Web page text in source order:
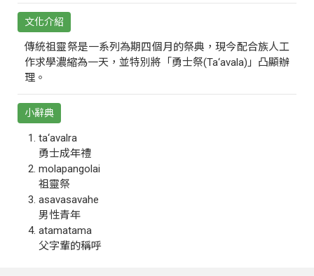
文化介紹
傳統祖靈祭是一系列為期四個月的祭典，現今配合族人工
作求學濃縮為一天，並特別將「勇士祭(Ta‘avala)」凸顯辦
理。
小辭典
ta‘avalra
勇士成年禮
molapangolai
祖靈祭
asavasavahe
男性青年
atamatama
父字輩的稱呼